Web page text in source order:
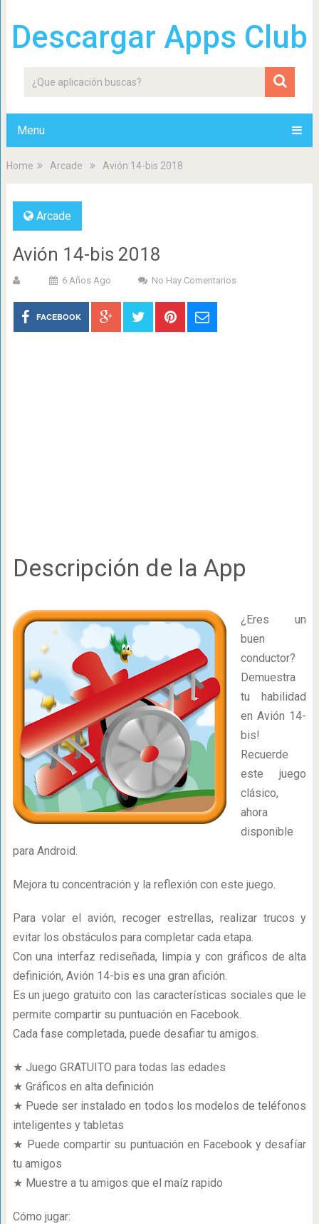
Descargar Apps Club
Menu
Home Arcade Avión 14-bis 2018
Arcade
Avión 14-bis 2018
6 Años Ago No Hay Comentarios
FACEBOOK
Descripción de la App
¿Eres un
buen
conductor?
Demuestra
tu habilidad
en Avión 14-
bis!
Recuerde
este juego
clásico,
ahora
disponible
para Android.
Mejora tu concentración y la reflexión con este juego.
Para volar el avión, recoger estrellas, realizar trucos y
evitar los obstáculos para completar cada etapa.
Con una interfaz rediseñada, limpia y con gráficos de alta
definición, Avión 14-bis es una gran afición.
Es un juego gratuito con las características sociales que le
permite compartir su puntuación en Facebook.
Cada fase completada, puede desafiar tu amigos.
★ Juego GRATUITO para todas las edades
★ Gráficos en alta definición
★ Puede ser instalado en todos los modelos de teléfonos
inteligentes y tabletas
★ Puede compartir su puntuación en Facebook y desafíar
tu amigos
★ Muestre a tu amigos que el maíz rapido
Cómo jugar: